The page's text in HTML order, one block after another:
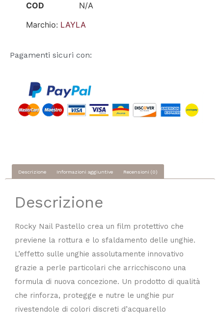
COD
N/A
Marchio: LAYLA
Pagamenti sicuri con:
Descrizione Informazioni aggiuntive Recensioni (0)
Descrizione
Rocky Nail Pastello crea un film protettivo che
previene la rottura e lo sfaldamento delle unghie.
L’effetto sulle unghie assolutamente innovativo
grazie a perle particolari che arricchiscono una
formula di nuova concezione. Un prodotto di qualità
che rinforza, protegge e nutre le unghie pur
rivestendole di colori discreti d’acquarello